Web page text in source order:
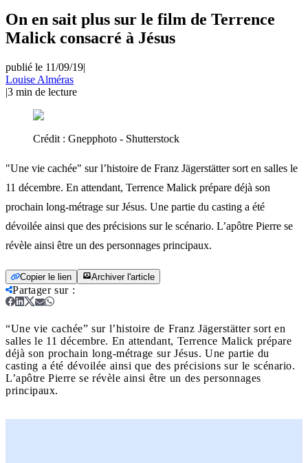
On en sait plus sur le film de Terrence
Malick consacré à Jésus
publié le 11/09/19|
Louise Alméras
|3 min de lecture
Crédit : Gnepphoto - Shutterstock
"Une vie cachée" sur l’histoire de Franz Jägerstätter sort en salles le
11 décembre. En attendant, Terrence Malick prépare déjà son
prochain long-métrage sur Jésus. Une partie du casting a été
dévoilée ainsi que des précisions sur le scénario. L’apôtre Pierre se
révèle ainsi être un des personnages principaux.
Copier le lien Archiver l'article
Partager sur:
“Une vie cachée” sur l’histoire de Franz Jägerstätter sort en
salles le 11 décembre. En attendant, Terrence Malick prépare
déjà son prochain long-métrage sur Jésus. Une partie du
casting a été dévoilée ainsi que des précisions sur le scénario.
L’apôtre Pierre se révèle ainsi être un des personnages
principaux.